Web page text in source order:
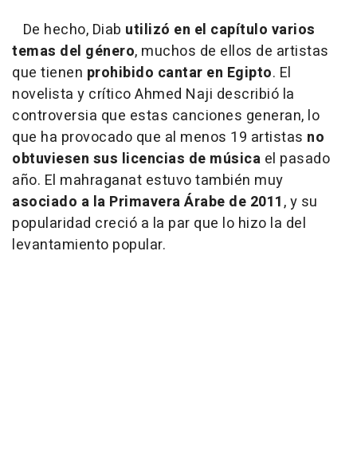
De hecho, Diab utilizó en el capítulo varios
temas del género, muchos de ellos de artistas
que tienen prohibido cantar en Egipto. El
novelista y crítico Ahmed Naji describió la
controversia que estas canciones generan, lo
que ha provocado que al menos 19 artistas no
obtuviesen sus licencias de música el pasado
año. El mahraganat estuvo también muy
asociado a la Primavera Árabe de 2011, y su
popularidad creció a la par que lo hizo la del
levantamiento popular.